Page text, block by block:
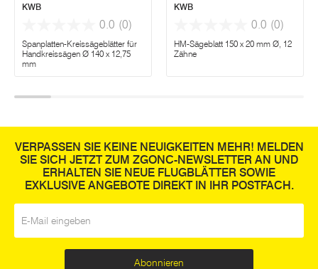
KWB
0.0 (0)
Spanplatten-Kreissägeblätter für
Handkreissägen Ø 140 x 12,75
mm
KWB
0.0 (0)
HM-Sägeblatt 150 x 20 mm Ø, 12
Zähne
VERPASSEN SIE KEINE NEUIGKEITEN MEHR! MELDEN
SIE SICH JETZT ZUM ZGONC-NEWSLETTER AN UND
ERHALTEN SIE NEUE FLUGBLÄTTER SOWIE
EXKLUSIVE ANGEBOTE DIREKT IN IHR POSTFACH.
Abonnieren